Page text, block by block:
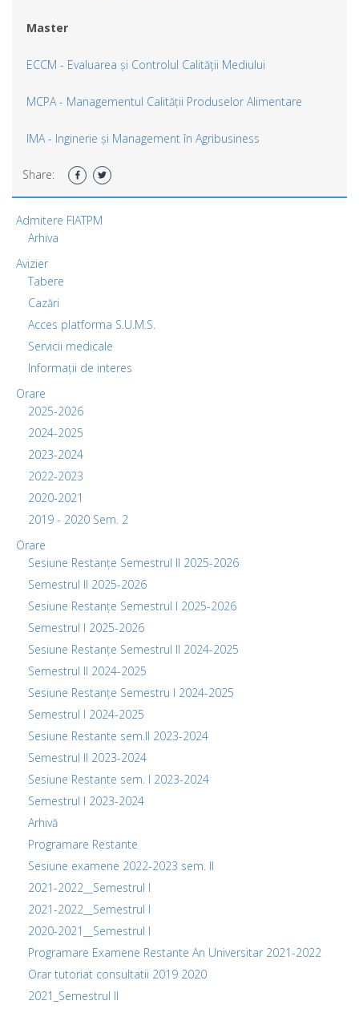
Master
ECCM - Evaluarea și Controlul Calității Mediului
MCPA - Managementul Calității Produselor Alimentare
IMA - Inginerie și Management în Agribusiness
Share:
Admitere FIATPM
Arhiva
Avizier
Tabere
Cazări
Acces platforma S.U.M.S.
Servicii medicale
Informații de interes
Orare
2025-2026
2024-2025
2023-2024
2022-2023
2020-2021
2019 - 2020 Sem. 2
Orare
Sesiune Restanțe Semestrul II 2025-2026
Semestrul II 2025-2026
Sesiune Restanțe Semestrul I 2025-2026
Semestrul I 2025-2026
Sesiune Restanțe Semestrul II 2024-2025
Semestrul II 2024-2025
Sesiune Restanțe Semestru I 2024-2025
Semestrul I 2024-2025
Sesiune Restante sem.II 2023-2024
Semestrul II 2023-2024
Sesiune Restante sem. I 2023-2024
Semestrul I 2023-2024
Arhivă
Programare Restante
Sesiune examene 2022-2023 sem. II
2021-2022__Semestrul I
2021-2022__Semestrul I
2020-2021__Semestrul I
Programare Examene Restante An Universitar 2021-2022
Orar tutoriat consultatii 2019 2020
2021_Semestrul II